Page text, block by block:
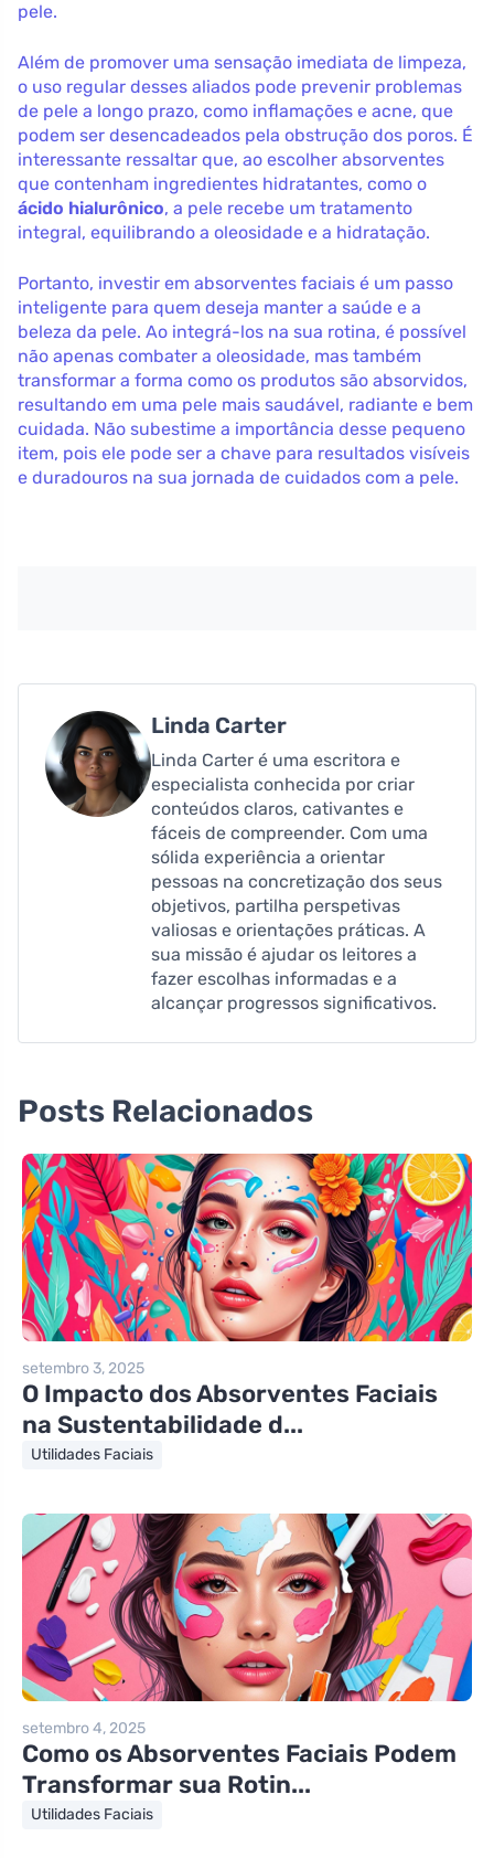
pele.
Além de promover uma sensação imediata de limpeza,
o uso regular desses aliados pode prevenir problemas
de pele a longo prazo, como inflamações e acne, que
podem ser desencadeados pela obstrução dos poros. É
interessante ressaltar que, ao escolher absorventes
que contenham ingredientes hidratantes, como o
ácido hialurônico, a pele recebe um tratamento
integral, equilibrando a oleosidade e a hidratação.
Portanto, investir em absorventes faciais é um passo
inteligente para quem deseja manter a saúde e a
beleza da pele. Ao integrá-los na sua rotina, é possível
não apenas combater a oleosidade, mas também
transformar a forma como os produtos são absorvidos,
resultando em uma pele mais saudável, radiante e bem
cuidada. Não subestime a importância desse pequeno
item, pois ele pode ser a chave para resultados visíveis
e duradouros na sua jornada de cuidados com a pele.
Linda Carter
Linda Carter é uma escritora e
especialista conhecida por criar
conteúdos claros, cativantes e
fáceis de compreender. Com uma
sólida experiência a orientar
pessoas na concretização dos seus
objetivos, partilha perspetivas
valiosas e orientações práticas. A
sua missão é ajudar os leitores a
fazer escolhas informadas e a
alcançar progressos significativos.
Posts Relacionados
setembro 3, 2025
O Impacto dos Absorventes Faciais
na Sustentabilidade d...
Utilidades Faciais
setembro 4, 2025
Como os Absorventes Faciais Podem
Transformar sua Rotin...
Utilidades Faciais